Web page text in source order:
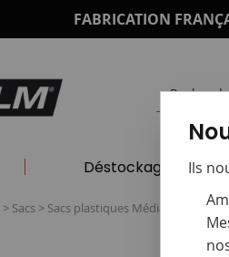
FABRICATION
Déstockage
> Sacs > Sacs plastiques Médiathèque
Ils